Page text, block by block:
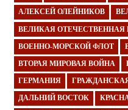
АЛЕКСЕЙ ОЛЕЙНИКОВ
ВЕЛИКАЯ ОТЕЧЕСТВЕННАЯ
ВОЕННО-МОРСКОЙ ФЛОТ
ВТОРАЯ МИРОВАЯ ВОЙНА
ГЕРМАНИЯ
ДАЛЬНИЙ ВОСТОК